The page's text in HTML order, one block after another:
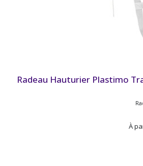
Radeau Hauturier Plastimo
À